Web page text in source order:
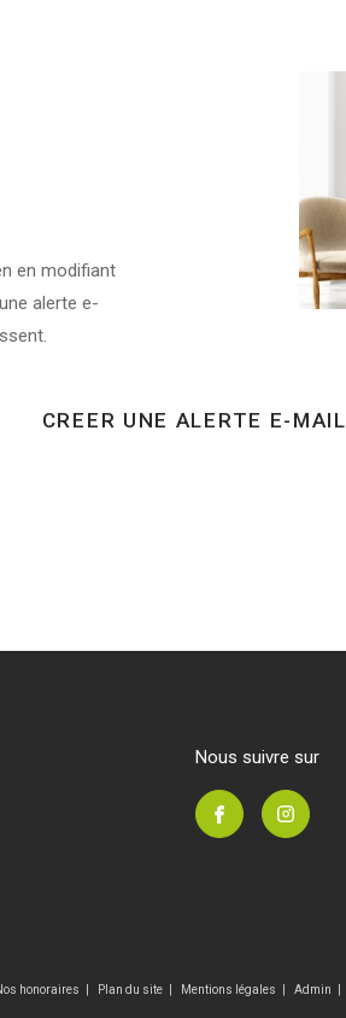
en modifiant
alerte e-
CREER UNE ALERTE E-MAIL
nous suivre sur
honoraires Plan du site Mentions légales Admin